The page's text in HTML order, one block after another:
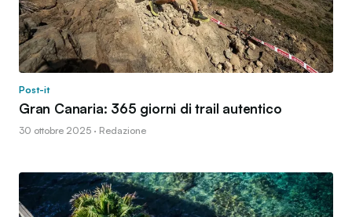
Post-it
Gran Canaria: 365 giorni di trail autentico
30 ottobre 2025 · Redazione